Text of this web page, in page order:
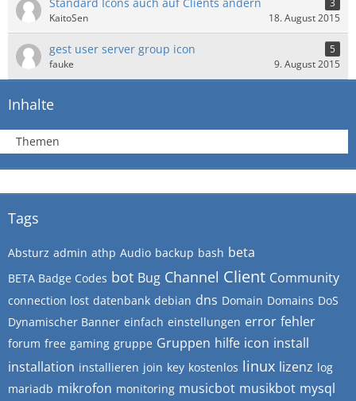
3
KaitoSen
18. August 2015
gest user server group icon
5
fauke
9. August 2015
Inhalte
Themen
Tags
Absturz admin athp Audio backup bash beta
BETA Badge Codes bot Bug Channel Client Community
connection lost datenbank debian dns Domain Domains DoS
Dynamischer Banner einfach einstellungen error fehler
forum free gaming gruppe Gruppen hilfe icon install
installation installieren join key kostenlos linux lizenz log
mariadb mikrofon monitoring musicbot musikbot mysql